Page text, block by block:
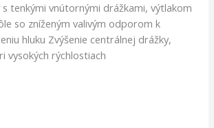
tenkými vnútornými drážkami, výtlakom
so zníženým valivým odporom k
hluku Zvýšenie centrálnej drážky,
vysokých rýchlostiach